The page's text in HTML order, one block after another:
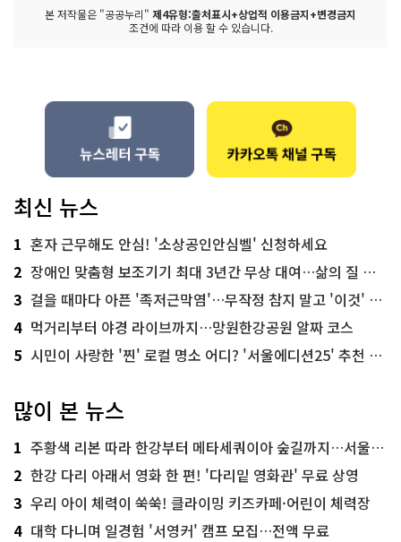
본 저작물은 "공공누리" 제4유형:출처표시+상업적 이용금지+변경금지
조건에 따라 이용 할 수 있습니다.
최신 뉴스
1 혼자 근무해도 안심! '소상공인안심벨' 신청하세요
2 장애인 맞춤형 보조기기 최대 3년간 무상 대여…삶의 질 높인다
3 걸을 때마다 아픈 '족저근막염'…무작정 참지 말고 '이것' 해보세요!
4 먹거리부터 야경 라이브까지…망원한강공원 알짜 코스
5 시민이 사랑한 '찐' 로컬 명소 어디? '서울에디션25' 추천 코스
많이 본 뉴스
1 주황색 리본 따라 한강부터 메타세쿼이아 숲길까지…서울둘레길 15코스
2 한강 다리 아래서 영화 한 편! '다리밑 영화관' 무료 상영
3 우리 아이 체력이 쑥쑥! 클라이밍 키즈카페·어린이 체력장
4 대학 다니며 일경험 '서영커' 캠프 모집…전액 무료